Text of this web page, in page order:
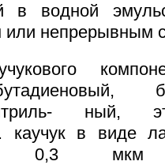
в водной
непрерывным
ный,
каучук в виде
0,3 мкм